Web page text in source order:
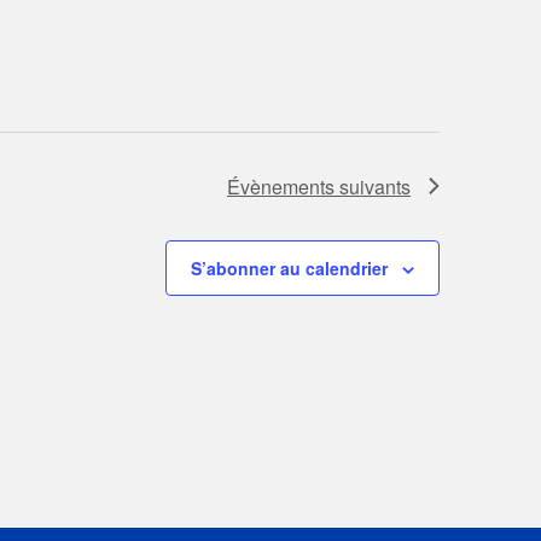
Évènementssuivants
S’abonner au calendrier